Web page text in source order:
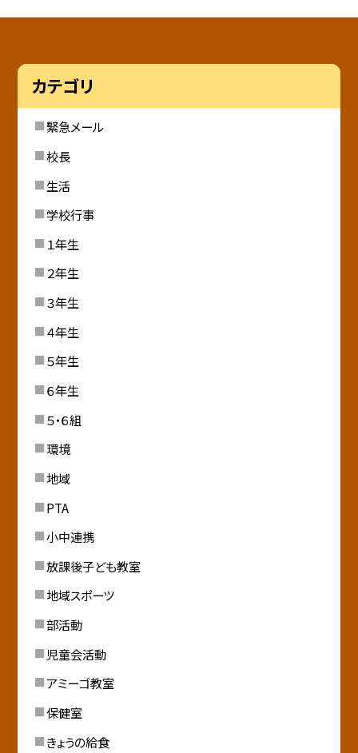
カテゴリ
緊急メール
校長
生活
学校行事
１年生
２年生
３年生
４年生
５年生
６年生
５・６組
環境
地域
PTA
小中連携
放課後子ども教室
地域スポーツ
部活動
児童会活動
アミーゴ教室
保健室
きょうの給食